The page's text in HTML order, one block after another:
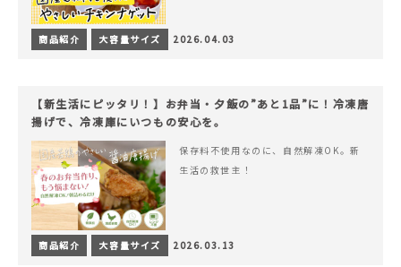
商品紹介 大容量サイズ 2026.04.03
【新生活にピッタリ！】お弁当・夕飯の”あと1品”に！冷凍唐
揚げで、冷凍庫にいつもの安心を。
保存料不使用なのに、自然解凍OK。新
生活の救世主！
商品紹介 大容量サイズ 2026.03.13